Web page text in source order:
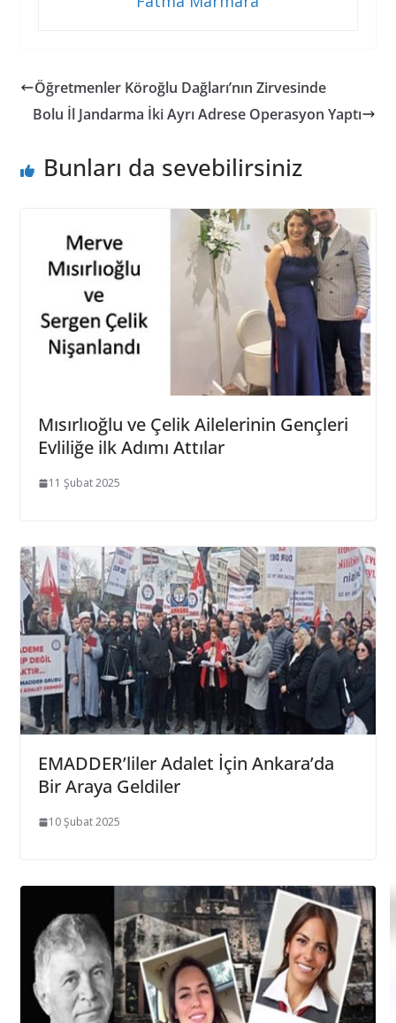
Öğretmenler Köroğlu Dağları’nın Zirvesinde
Bolu İl Jandarma İki Ayrı Adrese Operasyon Yaptı
Bunları da sevebilirsiniz
Mısırlıoğlu ve Çelik Ailelerinin Gençleri
Evliliğe ilk Adımı Attılar
11 Şubat 2025
EMADDER’liler Adalet İçin Ankara’da
Bir Araya Geldiler
10 Şubat 2025